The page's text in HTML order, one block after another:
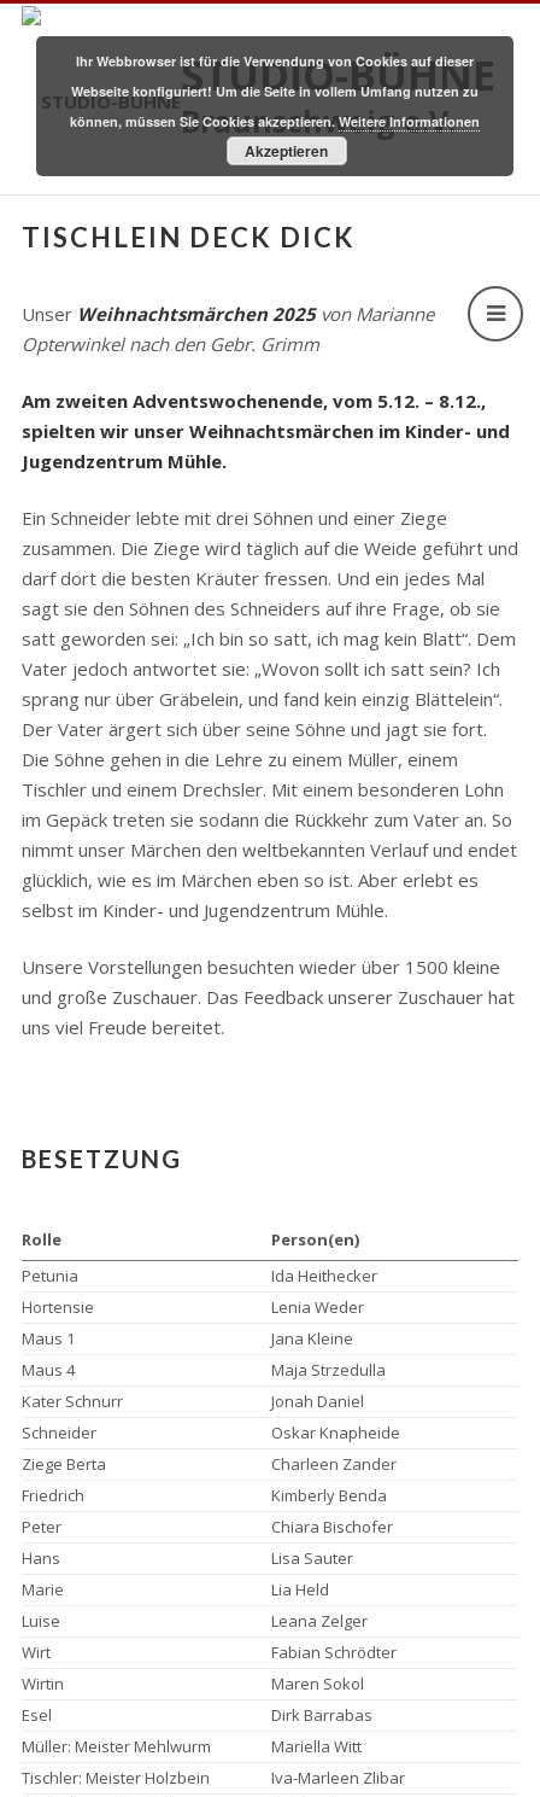
STUDIO-BÜHNE
Braunschweig e.V.
TISCHLEIN DECK DICK
Unser Weihnachtsmärchen 2025 von Marianne
Opterwinkel nach den Gebr. Grimm
Am zweiten Adventswochenende, vom 5.12. – 8.12.,
spielten wir unser Weihnachtsmärchen im Kinder- und
Jugendzentrum Mühle.
Ein Schneider lebte mit drei Söhnen und einer Ziege
zusammen. Die Ziege wird täglich auf die Weide geführt und
darf dort die besten Kräuter fressen. Und ein jedes Mal
sagt sie den Söhnen des Schneiders auf ihre Frage, ob sie
satt geworden sei: „Ich bin so satt, ich mag kein Blatt“. Dem
Vater jedoch antwortet sie: „Wovon sollt ich satt sein? Ich
sprang nur über Gräbelein, und fand kein einzig Blättelein“.
Der Vater ärgert sich über seine Söhne und jagt sie fort.
Die Söhne gehen in die Lehre zu einem Müller, einem
Tischler und einem Drechsler. Mit einem besonderen Lohn
im Gepäck treten sie sodann die Rückkehr zum Vater an. So
nimmt unser Märchen den weltbekannten Verlauf und endet
glücklich, wie es im Märchen eben so ist. Aber erlebt es
selbst im Kinder- und Jugendzentrum Mühle.
Unsere Vorstellungen besuchten wieder über 1500 kleine
und große Zuschauer. Das Feedback unserer Zuschauer hat
uns viel Freude bereitet.
BESETZUNG
Rolle
Person(en)
Petunia
Ida Heithecker
Hortensie
Lenia Weder
Maus 1
Jana Kleine
Maus 4
Maja Strzedulla
Kater Schnurr
Jonah Daniel
Schneider
Oskar Knapheide
Ziege Berta
Charleen Zander
Friedrich
Kimberly Benda
Peter
Chiara Bischofer
Hans
Lisa Sauter
Marie
Lia Held
Luise
Leana Zelger
Wirt
Fabian Schrödter
Wirtin
Maren Sokol
Esel
Dirk Barrabas
Müller: Meister Mehlwurm
Mariella Witt
Tischler: Meister Holzbein
Iva-Marleen Zlibar
Ihr Webbrowser ist für die Verwendung von Cookies auf dieser
Webseite konfiguriert! Um die Seite in vollem Umfang nutzen zu
können, müssen Sie Cookies akzeptieren.Weitere Informationen
Akzeptieren